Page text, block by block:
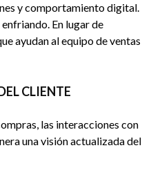
y comportamiento digital.
En lugar de
ayudan al equipo de ventas
CLIENTE
las interacciones con
una visión actualizada del